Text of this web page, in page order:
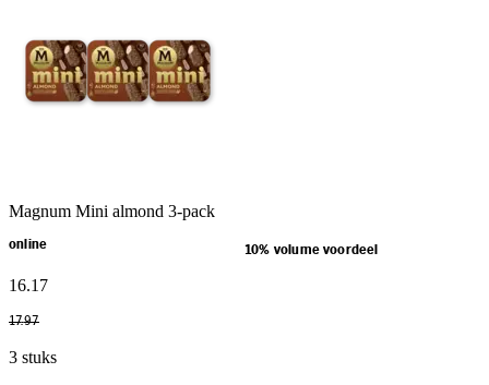
Magnum Mini almond 3-pack
online 10% volume voordeel
16.17
17.97
3 stuks